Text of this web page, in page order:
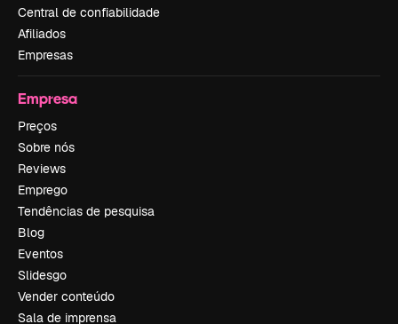
Central de confiabilidade
Afiliados
Empresas
Empresa
Preços
Sobre nós
Reviews
Emprego
Tendências de pesquisa
Blog
Eventos
Slidesgo
Vender conteúdo
Sala de imprensa